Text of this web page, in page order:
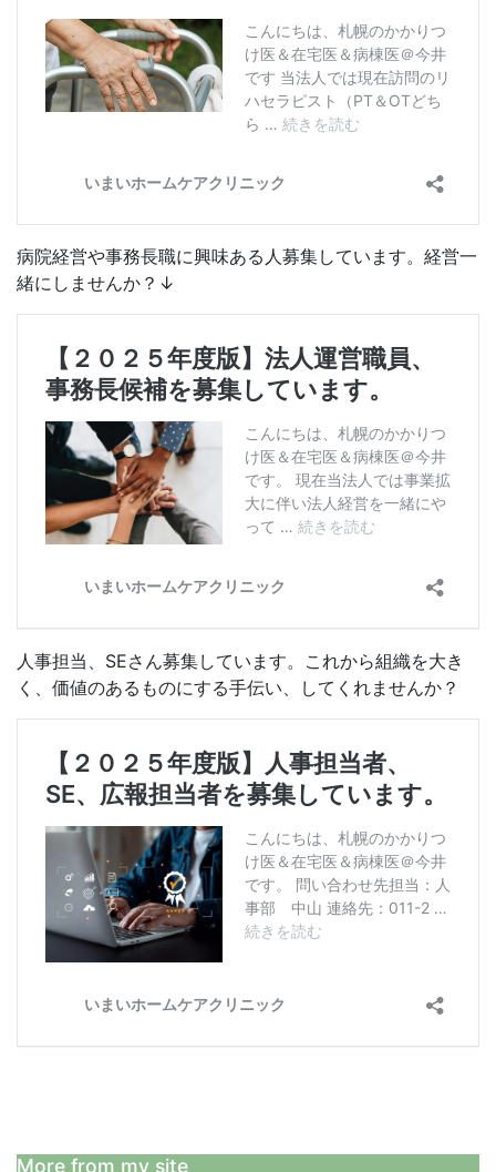
病院経営や事務長職に興味ある人募集しています。経営一
緒にしませんか？↓
人事担当、SEさん募集しています。これから組織を大き
く、価値のあるものにする手伝い、してくれませんか？
More from my site